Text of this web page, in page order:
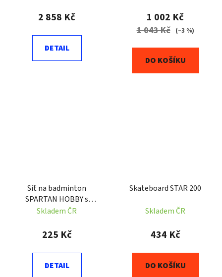
2 858 Kč
DETAIL
1 002 Kč
1 043 Kč (–3 %)
DO KOŠÍKU
Síť na badminton
SPARTAN HOBBY s
tyčemi 2095
Skladem ČR
225 Kč
DETAIL
Skateboard STAR 200
Skladem ČR
434 Kč
DO KOŠÍKU